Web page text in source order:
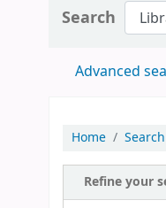
Search
Advanced
Home
Refine your